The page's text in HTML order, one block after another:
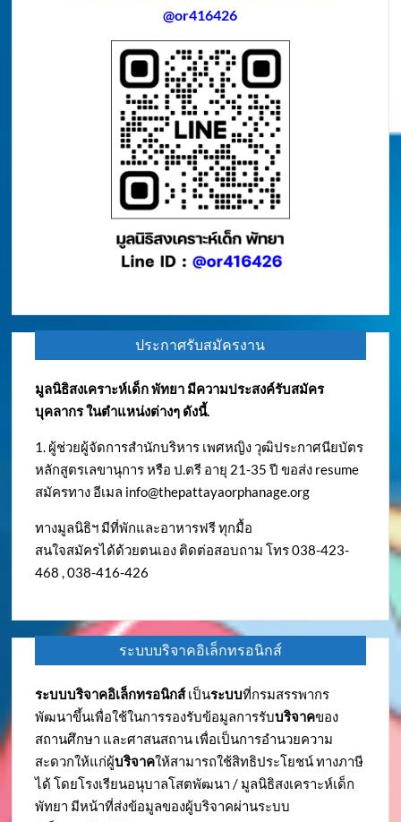
@or416426
ประกาศรับสมัครงาน
มูลนิธิสงเคราะห์เด็ก พัทยา มีความประสงค์รับสมัคร
บุคลากร ในตำแหน่งต่างๆ ดังนี้.
1. ผู้ช่วยผู้จัดการสำนักบริหาร เพศหญิง วุฒิประกาศนียบัตร
หลักสูตรเลขานุการ หรือ ป.ตรี อายุ 21-35 ปี ขอส่ง resume
สมัครทาง อีเมล info@thepattayaorphanage.org
ทางมูลนิธิฯ มีที่พักและอาหารฟรี ทุกมื้อ
สนใจสมัครได้ด้วยตนเอง ติดต่อสอบถาม โทร 038-423-
468 , 038-416-426
ระบบบริจาคอิเล็กทรอนิกส์
ระบบบริจาคอิเล็กทรอนิกส์เป็นระบบที่กรมสรรพากร
พัฒนาขึ้นเพื่อใช้ในการรองรับข้อมูลการรับบริจาคของ
สถานศึกษา และศาสนสถาน เพื่อเป็นการอำนวยความ
สะดวกให้แก่ผู้บริจาคให้สามารถใช้สิทธิประโยชน์ ทางภาษี
ได้ โดยโรงเรียนอนุบาลโสตพัฒนา / มูลนิธิสงเคราะห์เด็ก
พัทยา มีหน้าที่ส่งข้อมูลของผู้บริจาคผ่านระบบ